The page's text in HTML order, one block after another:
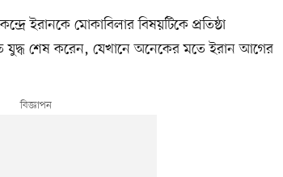
ইরানকে মোকাবিলার বিষয়টিকে প্রতিষ্ঠা
যুদ্ধ শেষ করেন, যেখানে অনেকের মতে ইরান আগের